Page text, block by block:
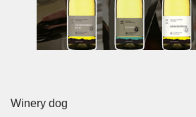
Winery dog